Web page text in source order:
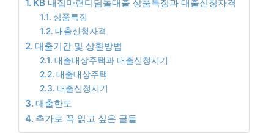
KB 내집마련디딤돌대출 상품특징과 대출신청자격
상품특징
대출신청자격
대출기간 및 상환방법
대출대상주택과 대출신청시기
대출대상주택
대출신청시기
대출한도
추가로 꼭 읽고 싶은 글들